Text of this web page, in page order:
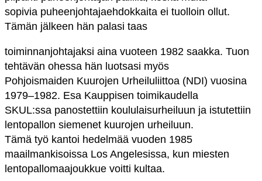
sopivia puheenjohtajaehdokkaita ei tuolloin ollut.
Tämän jälkeen hän palasi taas
toiminnanjohtajaksi aina vuoteen 1982 saakka. Tuon
tehtävän ohessa hän luotsasi myös
Pohjoismaiden Kuurojen Urheiluliittoa (NDI) vuosina
1979–1982. Esa Kauppisen toimikaudella
SKUL:ssa panostettiin koululaisurheiluun ja istutettiin
lentopallon siemenet kuurojen urheiluun.
Tämä työ kantoi hedelmää vuoden 1985
maailmankisoissa Los Angelesissa, kun miesten
lentopallomaajoukkue voitti kultaa.